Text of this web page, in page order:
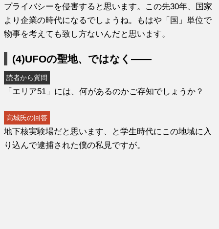
プライバシーを侵害すると思います。この先30年、国家
より企業の時代になるでしょうね。もはや「国」単位で
物事を考えても致し方ないんだと思います。
(4)UFOの聖地、ではなく――
読者から質問
「エリア51」には、何があるのかご存知でしょうか？
高城氏の回答
地下核実験場だと思います、と学生時代にこの地域に入
り込んで逮捕された僕の私見ですが。